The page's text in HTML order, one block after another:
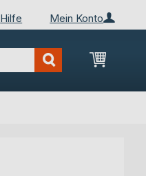
Mein Konto
Hilfe
Mein